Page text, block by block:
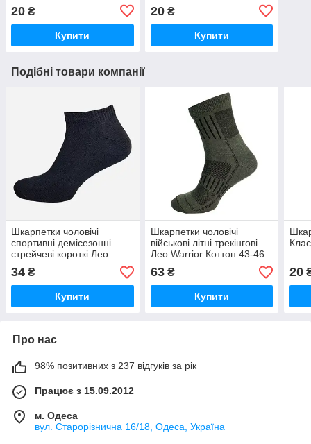
20 ₴
Купити
20₴
Купити
Подібні товари компанії
Шкарпетки чоловічі
спортивні демісезонні
стрейчеві короткі Лео
Basic 40-46 Чорні
34 ₴
Купити
Шкарпетки чоловічі
військові літні трекінгові
Лео Warrior Коттон 43-46
Олива
63₴
Купити
20
Про нас
98% позитивних з 237 відгуків за рік
Працює з 15.09.2012
м. Одеса
вул. Старорізнична 16/18, Одеса, Україна